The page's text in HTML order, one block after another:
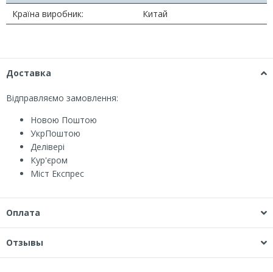
Країна виробник:
Китай
Доставка
Відправляємо замовлення:
Новою Поштою
УкрПоштою
Делівері
Кур'єром
Міст Експрес
Оплата
Отзывы